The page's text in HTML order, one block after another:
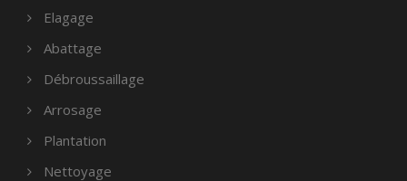
Elagage
Abattage
Débroussaillage
Arrosage
Plantation
Nettoyage